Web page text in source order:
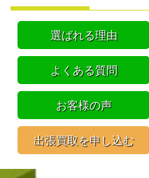
選ばれる理由
よくある質問
お客様の声
出張買取を申し込む